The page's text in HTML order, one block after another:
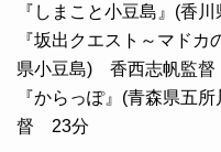
『しまこと小豆島』(
『坂出クエスト～マド
県小豆島) 香西志帆監
『からっぽ』(青森県五
督 23分